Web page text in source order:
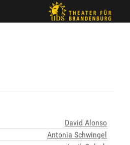
David Alonso
Antonia Schwingel